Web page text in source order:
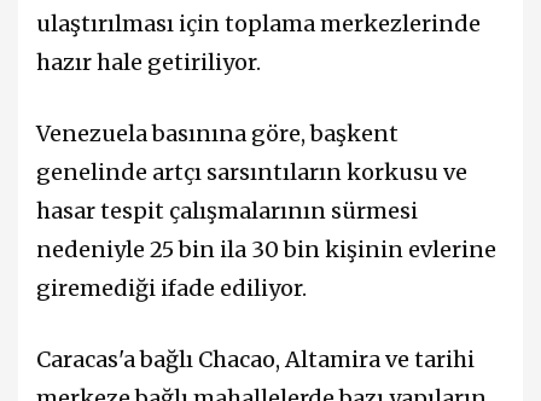
ulaştırılması için toplama merkezlerinde
hazır hale getiriliyor.
Venezuela basınına göre, başkent
genelinde artçı sarsıntıların korkusu ve
hasar tespit çalışmalarının sürmesi
nedeniyle 25 bin ila 30 bin kişinin evlerine
giremediği ifade ediliyor.
Caracas'a bağlı Chacao, Altamira ve tarihi